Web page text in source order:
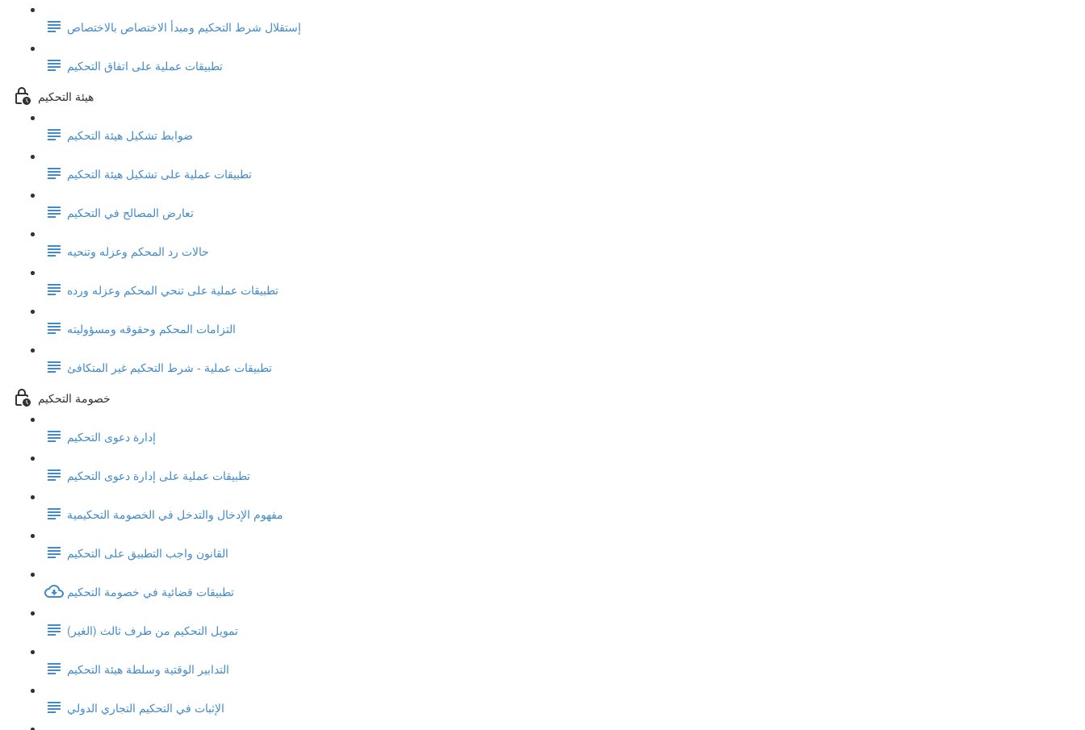
إستقلال شرط التحكيم ومبدأ الاختصاص بالاختصاص
تطبيقات عملية على اتفاق التحكيم
هيئة التحكيم
ضوابط تشكيل هيئة التحكيم
تطبيقات عملية على تشكيل هيئة التحكيم
تعارض المصالح في التحكيم
حالات رد المحكم وعزله وتنحيه
تطبيقات عملية على تنحي المحكم وعزله ورده
التزامات المحكم وحقوقه ومسؤوليته
تطبيقات عملية - شرط التحكيم غير المتكافئ
خصومة التحكيم
إدارة دعوى التحكيم
تطبيقات عملية على إدارة دعوى التحكيم
مفهوم الإدخال والتدخل في الخصومة التحكيمية
القانون واجب التطبيق على التحكيم
تطبيقات قضائية في خصومة التحكيم
تمويل التحكيم من طرف ثالث (الغير)
التدابير الوقتية وسلطة هيئة التحكيم
الإثبات في التحكيم التجاري الدولي